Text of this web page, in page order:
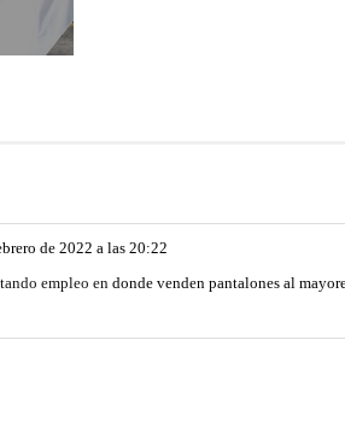
de 2022 a las 20:22
empleo en donde venden pantalones al